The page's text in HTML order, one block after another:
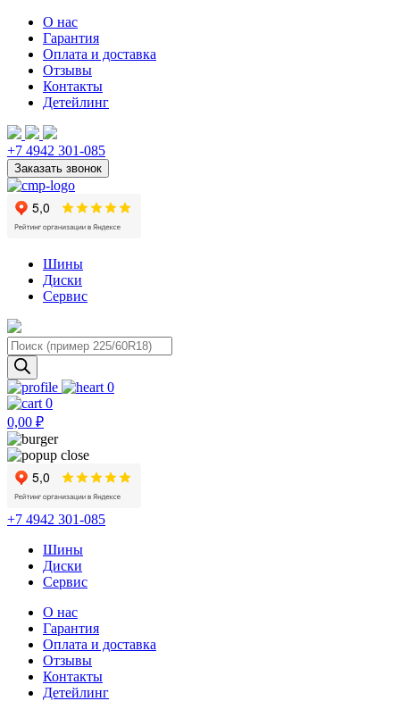
О нас
Гарантия
Оплата и доставка
Отзывы
Контакты
Детейлинг
+7 4942 301-085
Шины
Диски
Сервис
Поиск
товаров
0
0
0,00 ₽
+7 4942 301-085
Шины
Диски
Сервис
О нас
Гарантия
Оплата и доставка
Отзывы
Контакты
Детейлинг